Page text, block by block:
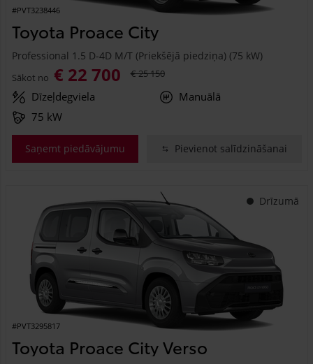
#PVT3238446
Toyota Proace City
Professional 1.5 D-4D M/T (Priekšējā piedziņa) (75 kW)
Sākot no € 22 700 € 25 150
Dīzeļdegviela
Manuālā
75 kW
Saņemt piedāvājumu Pievienot salīdzināšanai
Drīzumā
#PVT3295817
Toyota Proace City Verso